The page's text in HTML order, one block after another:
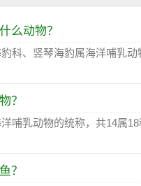
么动物？
科、竖琴海豹属海洋哺乳
？
哺乳动物的统称，共14属
？